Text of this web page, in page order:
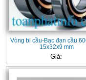
Vòng bi cầu-Bạc đạn cầu
15x32x9 mm
Giá: